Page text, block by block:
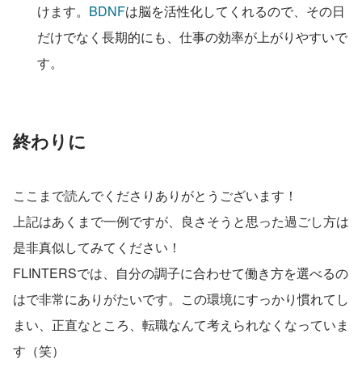
けます。 BDNFは脳を活性化してくれるので、その日
だけでなく長期的にも、仕事の効率が上がりやすいで
す。
終わりに
ここまで読んでくださりありがとうございます！
上記はあくまで一例ですが、良さそうと思った過ごし方は
是非真似してみてください！
FLINTERSでは、自分の調子に合わせて働き方を選べるの
はで非常にありがたいです。この環境にすっかり慣れてし
まい、正直なところ、転職なんて考えられなくなっていま
す（笑）